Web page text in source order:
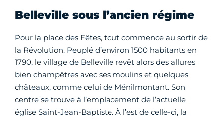
Belleville sous l’ancien régime
Pour la place des Fêtes, tout commence au sortir de
la Révolution. Peuplé d’environ 1500 habitants en
1790, le village de Belleville revêt alors des allures
bien champêtres avec ses moulins et quelques
châteaux, comme celui de Ménilmontant. Son
centre se trouve à l’emplacement de l’actuelle
église Saint-Jean-Baptiste. À l’est de celle-ci, la